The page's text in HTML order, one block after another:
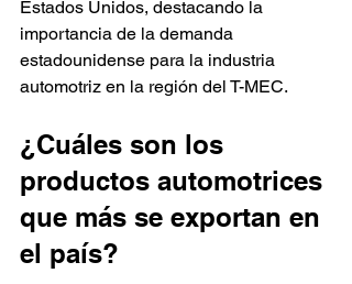
Estados Unidos, destacando la
importancia de la demanda
estadounidense para la industria
automotriz en la región del T-MEC.
¿Cuáles son los
productos automotrices
que más se exportan en
el país?